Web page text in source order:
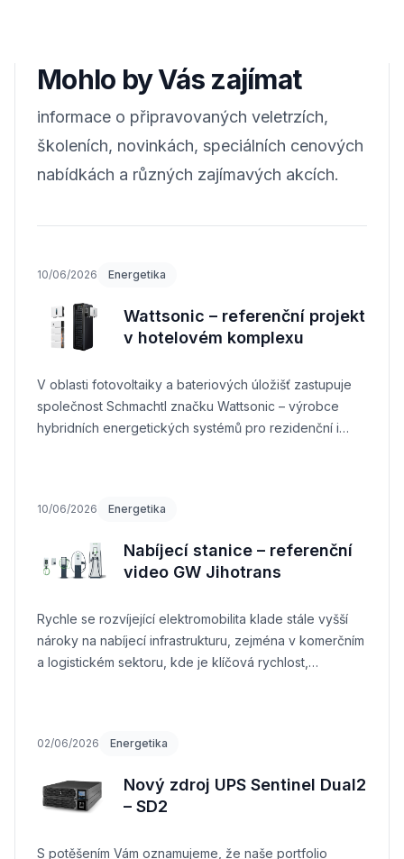
Mohlo by Vás zajímat
informace o připravovaných veletrzích,
školeních, novinkách, speciálních cenových
nabídkách a různých zajímavých akcích.
10/06/2026 Energetika
Wattsonic – referenční projekt
v hotelovém komplexu
V oblasti fotovoltaiky a bateriových úložišť zastupuje
společnost Schmachtl značku Wattsonic – výrobce
hybridních energetických systémů pro rezidenční i
10/06/2026 Energetika
Nabíjecí stanice – referenční
video GW Jihotrans
Rychle se rozvíjející elektromobilita klade stále vyšší
nároky na nabíjecí infrastrukturu, zejména v komerčním
a logistickém sektoru, kde je klíčová rychlost,
02/06/2026 Energetika
Nový zdroj UPS Sentinel Dual2
– SD2
S potěšením Vám oznamujeme, že naše portfolio